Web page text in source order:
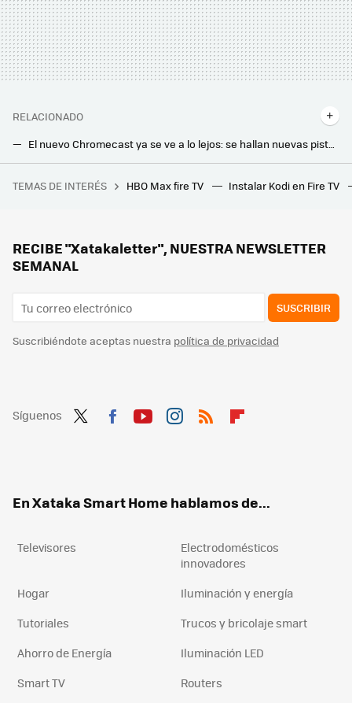
RELACIONADO
El nuevo Chromecast ya se ve a lo lejos: se hallan nuevas pistas gracias a la última actualización de la app de Google Home
La debacle demográfica en Europa, expuesta en este mapa con un invitado engañoso: Mónaco
TEMAS DE INTERÉS HBO Max fire TV Instalar Kodi en Fire TV
RECIBE "Xatakaletter", NUESTRA NEWSLETTER
SEMANAL
SUSCRIBIR
Suscribiéndote aceptas nuestra política de privacidad
Síguenos
En Xataka Smart Home hablamos de...
Televisores
Electrodomésticos
innovadores
Hogar
Iluminación y energía
Tutoriales
Trucos y bricolaje smart
Ahorro de Energía
Iluminación LED
Smart TV
Routers